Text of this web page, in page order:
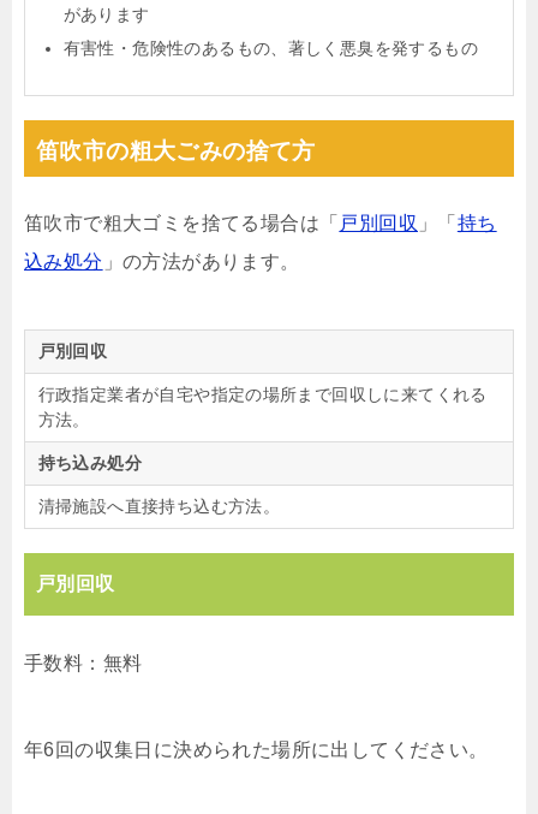
があります
有害性・危険性のあるもの、著しく悪臭を発するもの
笛吹市の粗大ごみの捨て方
笛吹市で粗大ゴミを捨てる場合は「 戸別回収 」「 持ち
込み処分 」の方法があります。
戸別回収
行政指定業者が自宅や指定の場所まで回収しに来てくれる
方法。
持ち込み処分
清掃施設へ直接持ち込む方法。
戸別回収
手数料：無料
年6回の収集日に決められた場所に出してください。